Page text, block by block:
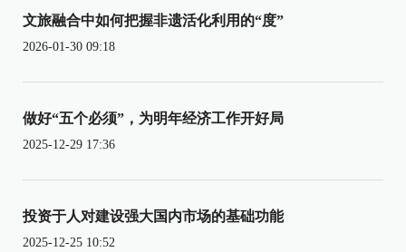
文旅融合中如何把握非遗活化利用的“度”
2026-01-30 09:18
做好“五个必须”，为明年经济工作开好局
2025-12-29 17:36
投资于人对建设强大国内市场的基础功能
2025-12-25 10:52